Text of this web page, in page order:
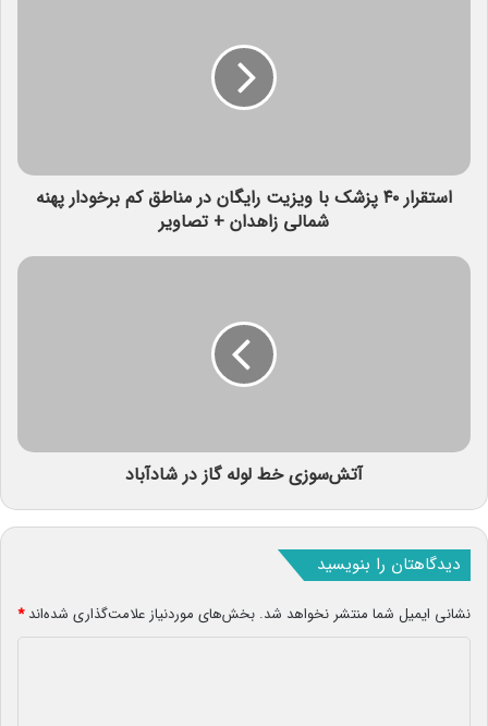
استقرار ۴۰ پزشک با ویزیت رایگان در مناطق کم برخودار پهنه
شمالی زاهدان + تصاویر
آتش‌سوزی خط لوله گاز در شادآباد
دیدگاهتان را بنویسید
نشانی ایمیل شما منتشر نخواهد شد. بخش‌های موردنیاز علامت‌گذاری شده‌اند*